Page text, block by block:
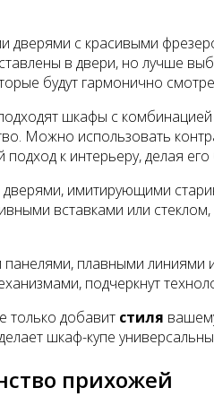
с красивыми
в двери, но лучше
будут гармонично
шкафы с
Можно использовать
к интерьеру, делая
имитирующими
вставками или
плавными линиями
подчеркнут
только добавит стиля
шкаф-купе
прихожей